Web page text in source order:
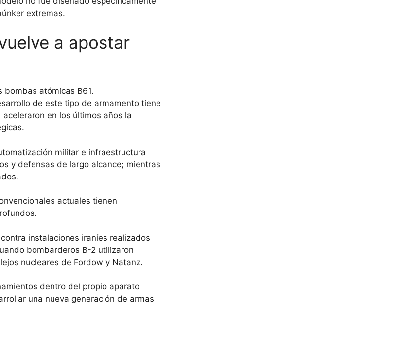
extremas.
a apostar
de este tipo de armamento tiene
en los últimos años la
militar e infraestructura
y defensas de largo alcance; mientras
actuales tienen
instalaciones iraníes realizados
bombarderos B-2 utilizaron
nucleares de Fordow y Natanz.
dentro del propio aparato
una nueva generación de armas